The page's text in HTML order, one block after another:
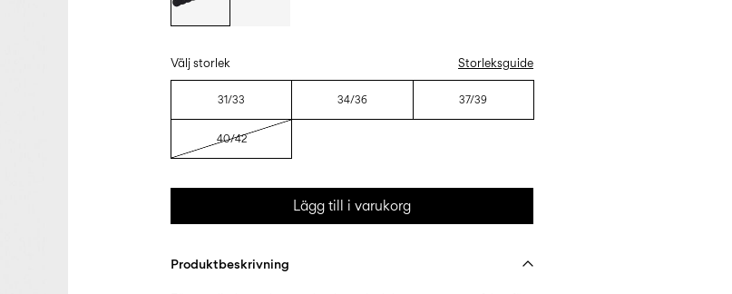
Välj storlek Storleksguide
31/33 34/36 37/39
40/42
Lägg till i varukorg
Produktbeskrivning